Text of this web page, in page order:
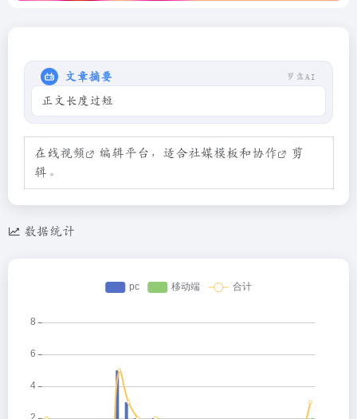
文章摘要 罗盘AI
正文长度过短
在线视频 编辑平台，适合社媒模板和协作
剪
辑。
数据统计